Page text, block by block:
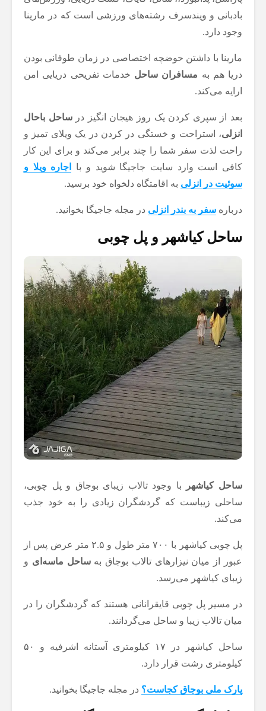
بادبانی و ویندسرف رشته‌های ورزشی است که در مارینا
وجود دارد.
مارینا با داشتن حوضچه اختصاصی در زمان طوفانی بودن
دریا هم به مسافران ساحل خدمات تفریحی دریایی امن
ارایه می‌کند.
بعد از سپری کردن یک روز هیجان انگیز درساحل باحال
انزلی، استراحت و خستگی در کردن در یک ویلای تمیز و
راحت لذت سفر شما را چند برابر می‌کند و برای این کار
کافی است وارد سایت جاجیگا شوید و با
اجاره ویلا و
سوئیت در انزلی به اقامتگاه دلخواه خود برسید.
درباره سفر به بندر انزلی در مجله جاجیگا بخوانید.
ساحل کیاشهر و پل چوبی
ساحل کیاشهر
با وجود تالاب زیبای بوجاق و پل چوبی،
ساحلی زیباست که گردشگران زیادی را به خود جذب
می‌کند.
پل چوبی کیاشهر با ۷۰۰ متر طول و ۲.۵ متر عرض پس از
عبور از میان نیزارهای تالاب بوجاق بهساحل ماسه‌ای و
زیبای کیاشهر می‌رسد.
در مسیر پل چوبی قایقرانانی هستند که گردشگران را در
میان تالاب زیبا و ساحل می‌گردانند.
ساحل کیاشهر در ۱۷ کیلومتری آستانه اشرفیه و ۵۰
کیلومتری رشت قرار دارد.
پارک ملی بوجاق کجاست؟ در مجله جاجیگا بخوانید.